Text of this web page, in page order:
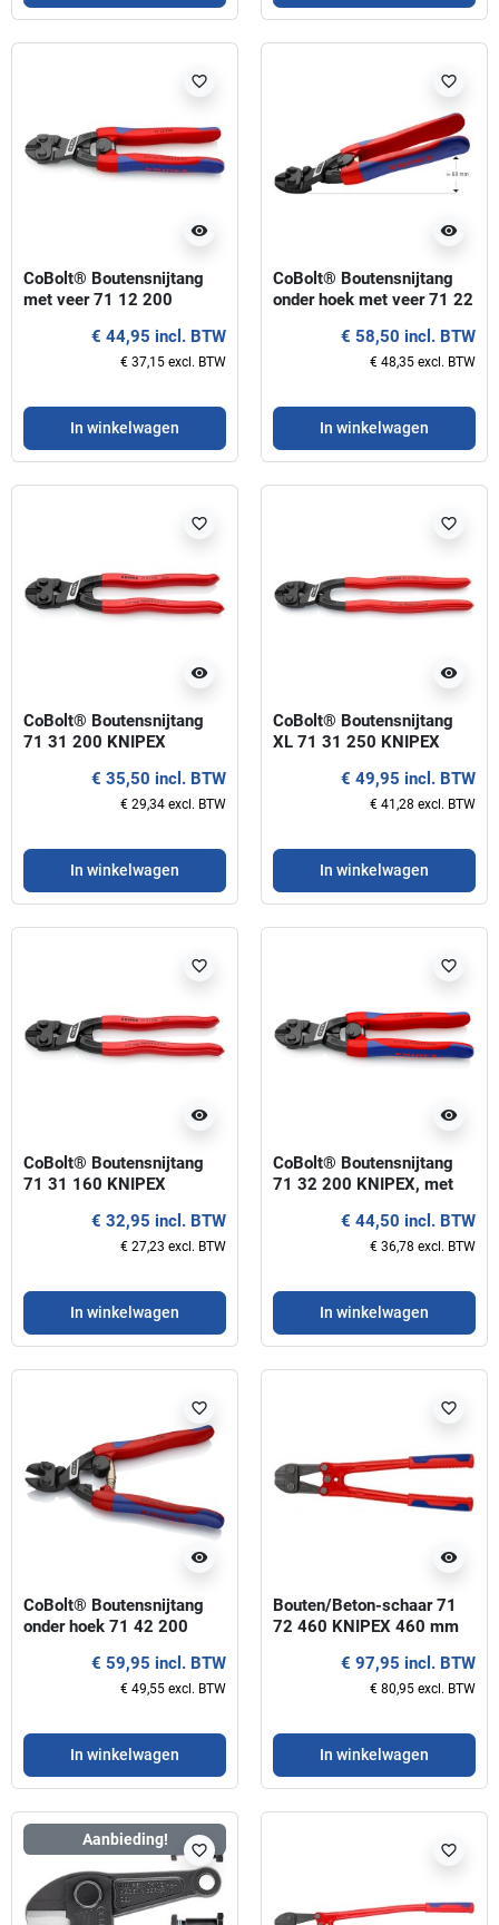
visibility
favorite_border
CoBolt® Boutensnijtang
met veer 71 12 200
€ 44,95 incl. BTW
€ 37,15 excl. BTW
In winkelwagen
visibility
favorite_border
CoBolt® Boutensnijtang
onder hoek met veer 71 22
€ 58,50 incl. BTW
€ 48,35 excl. BTW
In winkelwagen
visibility
favorite_border
CoBolt® Boutensnijtang
71 31 200 KNIPEX
€ 35,50 incl. BTW
€ 29,34 excl. BTW
In winkelwagen
visibility
favorite_border
CoBolt® Boutensnijtang
XL 71 31 250 KNIPEX
€ 49,95 incl. BTW
€ 41,28 excl. BTW
In winkelwagen
visibility
favorite_border
CoBolt® Boutensnijtang
71 31 160 KNIPEX
€ 32,95 incl. BTW
€ 27,23 excl. BTW
In winkelwagen
visibility
favorite_border
CoBolt® Boutensnijtang
71 32 200 KNIPEX, met
€ 44,50 incl. BTW
€ 36,78 excl. BTW
In winkelwagen
visibility
favorite_border
CoBolt® Boutensnijtang
onder hoek 71 42 200
€ 59,95 incl. BTW
€ 49,55 excl. BTW
In winkelwagen
visibility
favorite_border
Bouten/Beton-schaar 71
72 460 KNIPEX 460 mm
€ 97,95 incl. BTW
€ 80,95 excl. BTW
In winkelwagen
Aanbieding!
favorite_border favorite_border